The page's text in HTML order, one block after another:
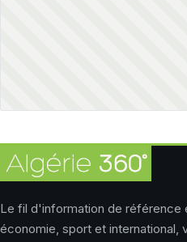
Le fil d'information de référence
économie, sport et international,